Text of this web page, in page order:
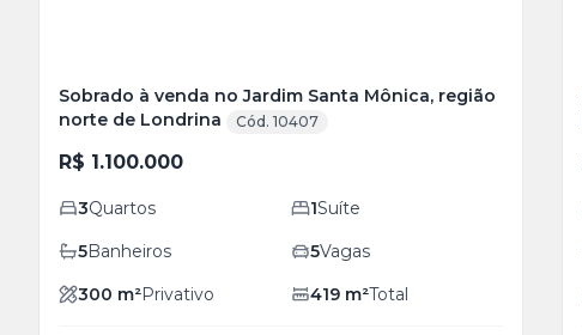
Sobrado à venda no Jardim Santa Mônica, região
norte de Londrina
Cód. 10407
R$ 1.100.000
3Quartos 1Suíte
5Banheiros 5Vagas
300 m²Privativo 419m²Total